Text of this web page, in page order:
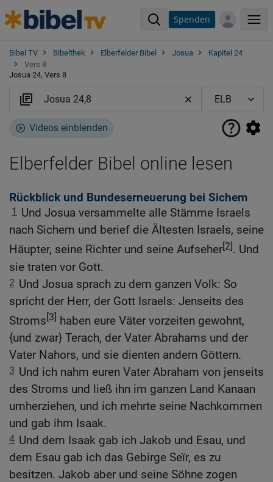
Spenden
Bibel TV Bibelthek Elberfelder Bibel Josua
Kapitel 24
Vers 8
Josua 24, Vers 8
Videos einblenden
Elberfelder Bibel online lesen
Rückblick und Bundeserneuerung bei Sichem
1
Und Josua versammelte alle Stämme Israels
nach Sichem und berief die Ältesten Israels, seine
Häupter, seine Richter und seine Aufseher[2]. Und
sie traten vor Gott.
2 Und Josua sprach zu dem ganzen Volk: So
spricht der Herr, der Gott Israels: Jenseits des
Stroms[3] haben eure Väter vorzeiten gewohnt,
{und zwar} Terach, der Vater Abrahams und der
Vater Nahors, und sie dienten andern Göttern.
3 Und ich nahm euren Vater Abraham von jenseits
des Stroms und ließ ihn im ganzen Land Kanaan
umherziehen, und ich mehrte seine Nachkommen
und gab ihm Isaak.
4 Und dem Isaak gab ich Jakob und Esau, und
dem Esau gab ich das Gebirge Seïr, es zu
besitzen. Jakob aber und seine Söhne zogen